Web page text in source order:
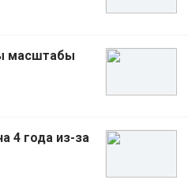
масштабы
4 года из-за